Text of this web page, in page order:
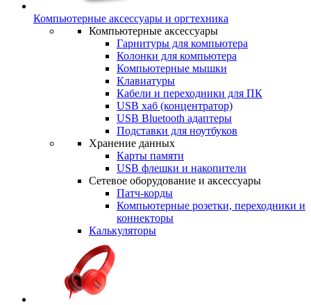
Компьютерные аксессуары и оргтехника
Компьютерные аксессуары
Гарнитуры для компьютера
Колонки для компьютера
Компьютерные мышки
Клавиатуры
Кабели и переходники для ПК
USB хаб (концентратор)
USB Bluetooth адаптеры
Подставки для ноутбуков
Хранение данных
Карты памяти
USB флешки и накопители
Сетевое оборудование и аксессуары
Патч-корды
Компьютерные розетки, переходники и
коннекторы
Калькуляторы